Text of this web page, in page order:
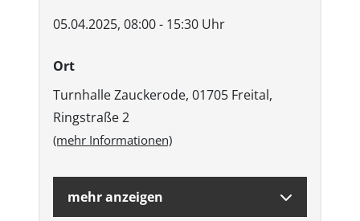
05.04.2025, 08:00 - 15:30 Uhr
Ort
Turnhalle Zauckerode, 01705 Freital,
Ringstraße 2
(mehr Informationen)
mehr anzeigen